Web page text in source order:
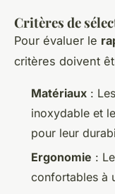
Critères de
Pour évaluer le
critères doivent
Matériaux :
inoxydable et
pour leur
Ergonomie :
confortables à